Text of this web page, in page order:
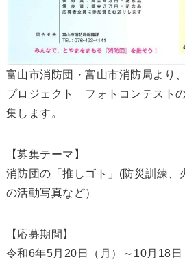
富山市消防団・富山市消防局より
プロジェクト フォトコンテスト
集します。
【募集テーマ】
消防団の「推しゴト」(防災訓練、
の活動写真など）
【応募期間】
令和6年5月20日（月）～10月18日